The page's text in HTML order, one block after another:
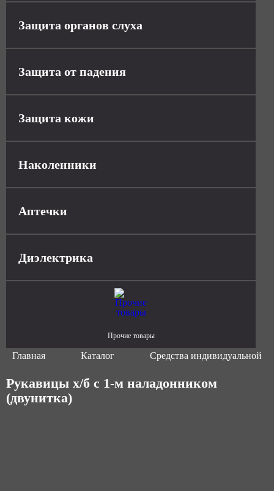
Защита органов слуха
Защита от падения
Защита кожи
Наколенники
Аптечки
Диэлектрика
Прочие товары
Главная Каталог Средства индивидуальной
Рукавицы х/б с 1-м наладонником
(двунитка)